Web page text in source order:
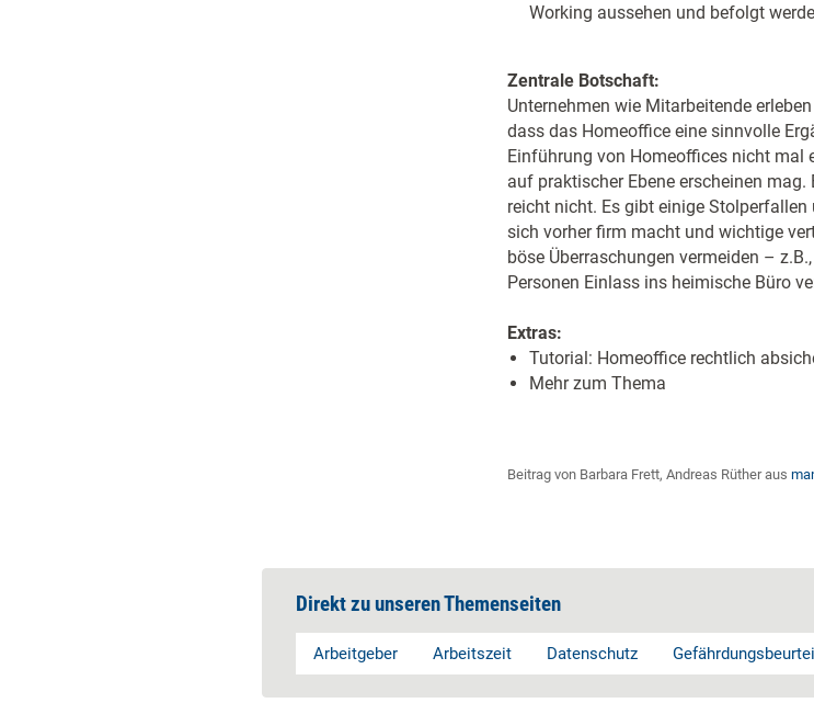
Working aussehen und befolgt
Zentrale Botschaft: ​
Unternehmen wie Mitarbeitende
dass das Homeoffice eine sinnvolle
Einführung von Homeoffices nicht mal
auf praktischer Ebene erscheinen
reicht nicht. Es gibt einige
sich vorher firm macht und wichtige
böse Überraschungen vermeiden –
Personen Einlass ins heimische Büro
Extras:
Tutorial: Homeoffice rechtlich
Mehr zum Thema
Beitrag von Barbara Frett, Andreas Rüther aus
Direkt zu unseren Themenseiten
Arbeitgeber Arbeitszeit Datenschutz